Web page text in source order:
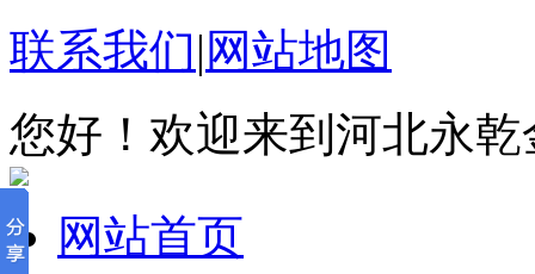
联系我们| 网站地图
您好！欢迎来到河北永
网站首页